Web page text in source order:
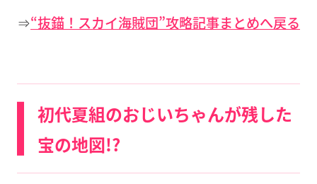
⇒“抜錨！スカイ海賊団”攻略記事まとめへ戻る
初代夏組のおじいちゃんが残した
宝の地図!?